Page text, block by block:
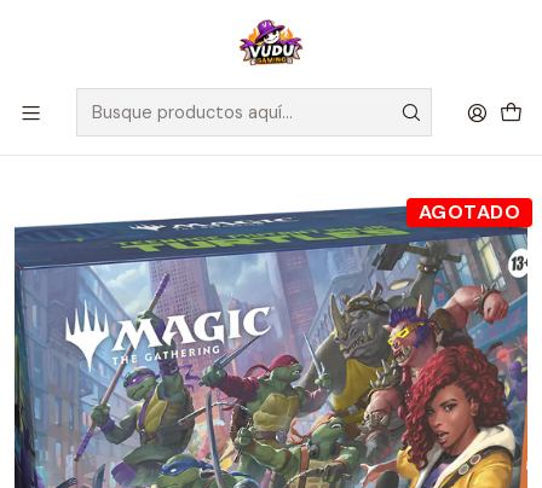
🚀 ¡Despachamos a todo Chile! Envío GRATIS a Regiones sobre
$100.000 y a RM sobre $35.000
Inicio Juegos de Cartas TCG
Magic The Gathering
Sellados Magic The Gathering
MTG [EN] TMNT - Bundle - Inglés
AGOTADO